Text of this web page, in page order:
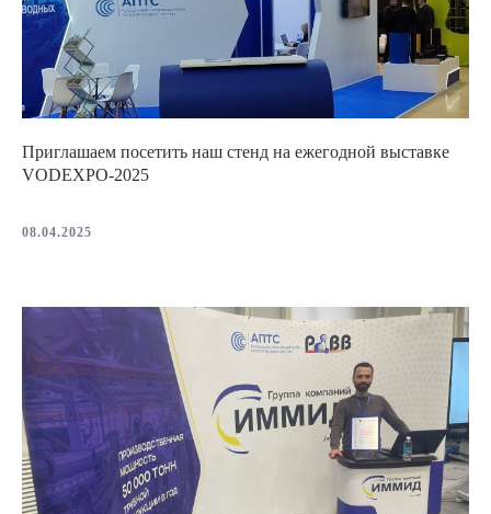
Приглашаем посетить наш стенд на ежегодной выставке
VODEXPO-2025
08.04.2025